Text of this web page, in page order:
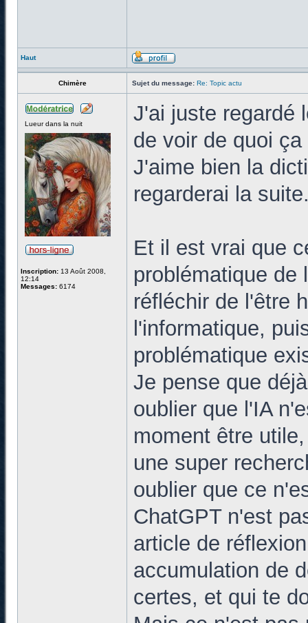
Haut
Chimère Sujet du message: Re: Topic actu
Lueur dans la nuit
Inscription: 13 Août 2008,
12:14
Messages: 6174
J'ai juste regardé
de voir de quoi
J'aime bien la
regarderai la
Et il est vrai que
problématique de
réfléchir de l'être
l'informatique,
problématique
Je pense que
oublier que l'IA
moment être
une super
oublier que ce
ChatGPT n'est
article de
accumulation de
certes, et qui te